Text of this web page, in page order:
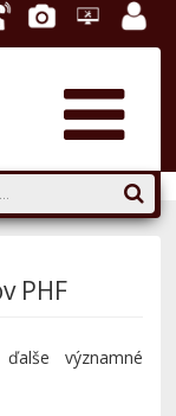
Fotogaléria
Helpdesk
PHF
významné